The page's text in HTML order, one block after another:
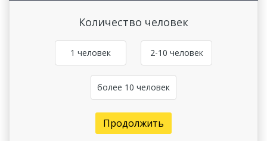
Количество человек
1 человек 2-10 человек
более 10 человек
Продолжить